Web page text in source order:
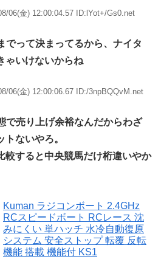
06(金) 12:00:04.57 ID:lYot+/Gs0.net
でって決まってるから、ナイタ
ゃいけないからね
06(金) 12:00:06.67 ID:/3npBQQvM.net
で売り上げ余裕なんだからわざ
ないやろ。
較すると中央競馬だけ桁違いやか
Kuman ラジコンボート 2.4GHz
RCスピードボート RCレース 沈
みにくい 単ハッチ 水冷自動復原
システム 安全ストップ 転覆 反転
機能 搭載 機能付 KS1